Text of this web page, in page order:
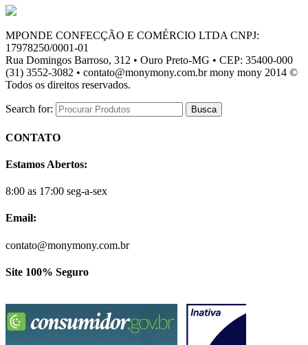
MPONDE CONFECÇÃO E COMÉRCIO LTDA CNPJ:
17978250/0001-01
Rua Domingos Barroso, 312 • Ouro Preto-MG • CEP: 35400-000
(31) 3552-3082 • contato@monymony.com.br mony mony 2014 ©
Todos os direitos reservados.
Search for:
CONTATO
Estamos Abertos:
8:00 as 17:00 seg-a-sex
Email:
contato@monymony.com.br
Site 100% Seguro